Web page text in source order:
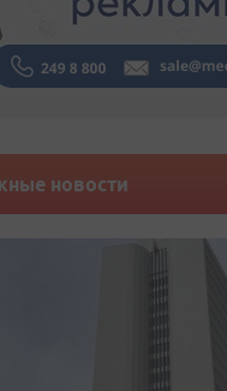
новости